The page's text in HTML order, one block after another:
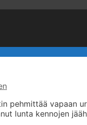
pehmittää vapaan
lunta kennojen